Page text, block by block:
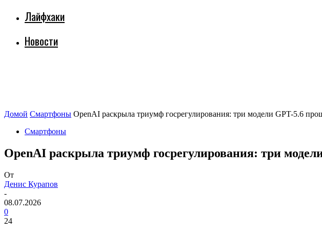
Лайфхаки
Новости
Домой Смартфоны OpenAI раскрыла триумф госрегулирования: три модели GPT-5.6
Смартфоны
OpenAI раскрыла триумф госрегулирования: три
От
Денис Курапов
-
08.07.2026
0
24